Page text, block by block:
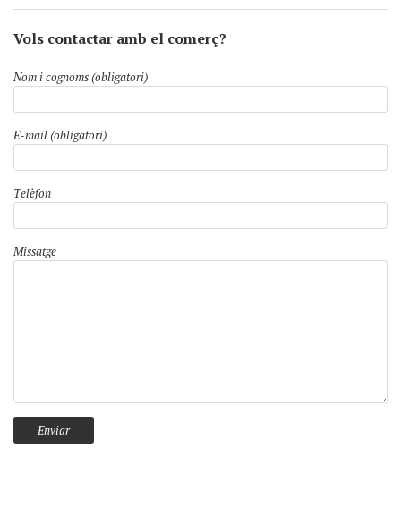
Vols contactar amb el comerç?
Nom i cognoms (obligatori)
E-mail (obligatori)
Telèfon
Missatge